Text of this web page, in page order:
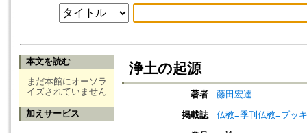
本文を読む
まだ本館にオーソラ
イズされていません
加えサービス
浄土の起源
著者
藤田宏達
掲載誌
仏教=季刊仏教=ブッ